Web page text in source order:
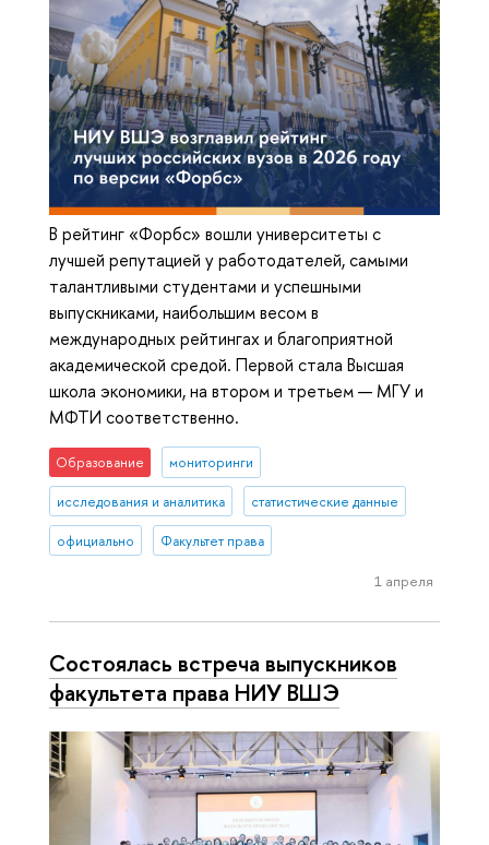
В рейтинг «Форбс» вошли университеты с
лучшей репутацией у работодателей, самыми
талантливыми студентами и успешными
выпускниками, наибольшим весом в
международных рейтингах и благоприятной
академической средой. Первой стала Высшая
школа экономики, на втором и третьем — МГУ и
МФТИ соответственно.
Образование мониторинги
исследования и аналитика статистические данные
официально Факультет права
1 апреля
Состоялась встреча выпускников
факультета права НИУ ВШЭ